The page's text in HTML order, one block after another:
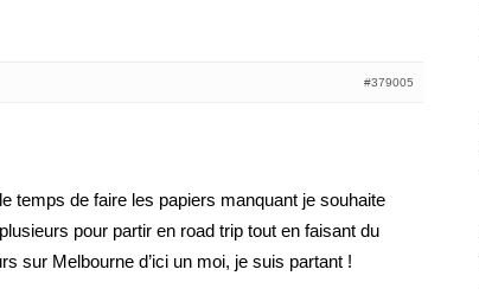
#379005
temps de faire les papiers manquant je souhaite
pour partir en road trip tout en faisant du
sur Melbourne d’ici un moi, je suis partant !